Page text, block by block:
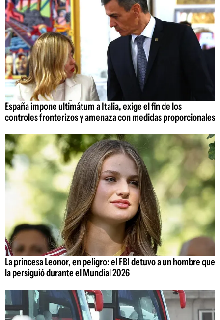
España impone ultimátum a Italia, exige el fin de los
controles fronterizos y amenaza con medidas proporcionales
La princesa Leonor, en peligro: el FBI detuvo a un hombre que
la persiguió durante el Mundial 2026